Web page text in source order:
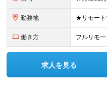
勤務地
働き方 フルリモ
求人を見る